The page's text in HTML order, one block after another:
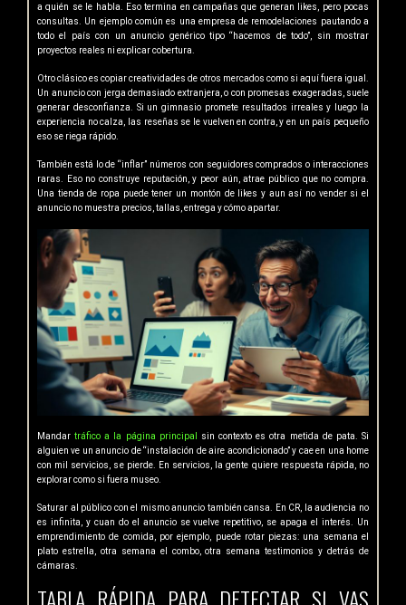
a quién se le habla. Eso termina en campañas que generan likes, pero pocas
consultas. Un ejemplo común es una empresa de remodelaciones pautando a
todo el país con un anuncio genérico tipo “hacemos de todo”, sin mostrar
proyectos reales ni explicar cobertura.
Otro clásico es copiar creatividades de otros mercados como si aquí fuera igual.
Un anuncio con jerga demasiado extranjera, o con promesas exageradas, suele
generar desconfianza. Si un gimnasio promete resultados irreales y luego la
experiencia no calza, las reseñas se le vuelven en contra, y en un país pequeño
eso se riega rápido.
También está lo de “inflar” números con seguidores comprados o interacciones
raras. Eso no construye reputación, y peor aún, atrae público que no compra.
Una tienda de ropa puede tener un montón de likes y aun así no vender si el
anuncio no muestra precios, tallas, entrega y cómo apartar.
Mandar tráfico a la página principal
sin contexto es otra metida de pata. Si
alguien ve un anuncio de “instalación de aire acondicionado” y cae en una home
con mil servicios, se pierde. En servicios, la gente quiere respuesta rápida, no
explorar como si fuera museo.
Saturar al público con el mismo anuncio también cansa. En CR, la audiencia no
es infinita, y cuan do el anuncio se vuelve repetitivo, se apaga el interés. Un
emprendimiento de comida, por ejemplo, puede rotar piezas: una semana el
plato estrella, otra semana el combo, otra semana testimonios y detrás de
cámaras.
TABLA RÁPIDA PARA DETECTAR SI VAS